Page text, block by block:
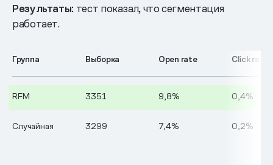
Результаты: тест показал, что сегментация
работает.
Группа Выборка Open rate Click rate
RFM 3351 9,8% 0,4%
Случайная 3299 7,4% 0,2%